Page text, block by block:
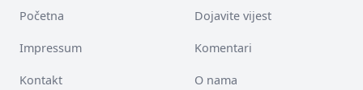
Početna Dojavite vijest
Impressum Komentari
Kontakt O nama